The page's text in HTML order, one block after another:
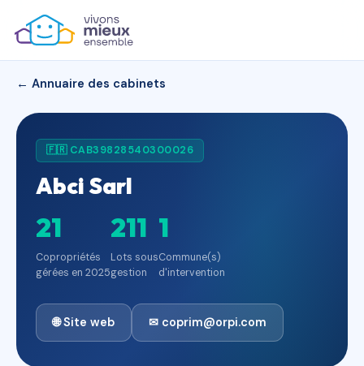
← Annuaire des cabinets
🇫🇷 CAB39828540300026
Abci Sarl
21
Copropriétés
gérées en 2025
211
Lots sous
gestion
1
Commune(s)
d'intervention
🌐 Site web ✉ coprim@orpi.com